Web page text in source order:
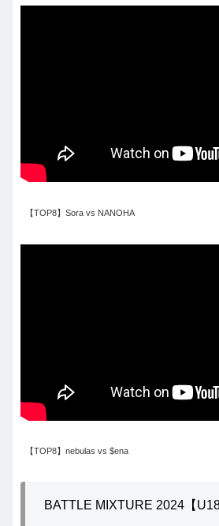
【TOP8】Sora vs NANOHA
【TOP8】nebulas vs $ena
BATTLE MIXTURE 2024【